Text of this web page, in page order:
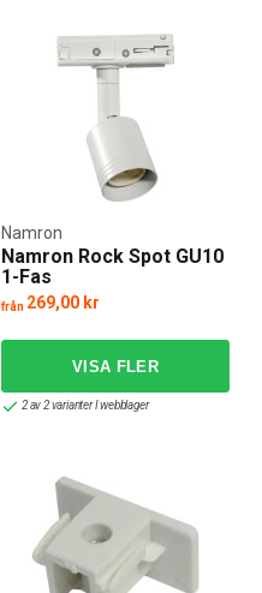
Namron Rock Spot GU10
1-Fas
Namron
från 269,00 kr
2 av 2 varianter I webblager